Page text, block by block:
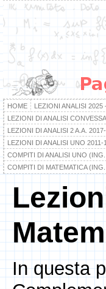
HOME LEZIONI ANALISI 2025
LEZIONI DI ANALISI
LEZIONI DI ANALISI 2 A.A.
LEZIONI DI ANALISI UNO 2011-
COMPITI DI ANALISI UNO
COMPITI DI MATEMATICA
In questa